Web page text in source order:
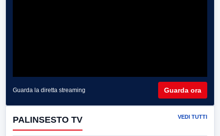
Guarda la diretta streaming Guarda ora
PALINSESTO TV VEDI TUTTI